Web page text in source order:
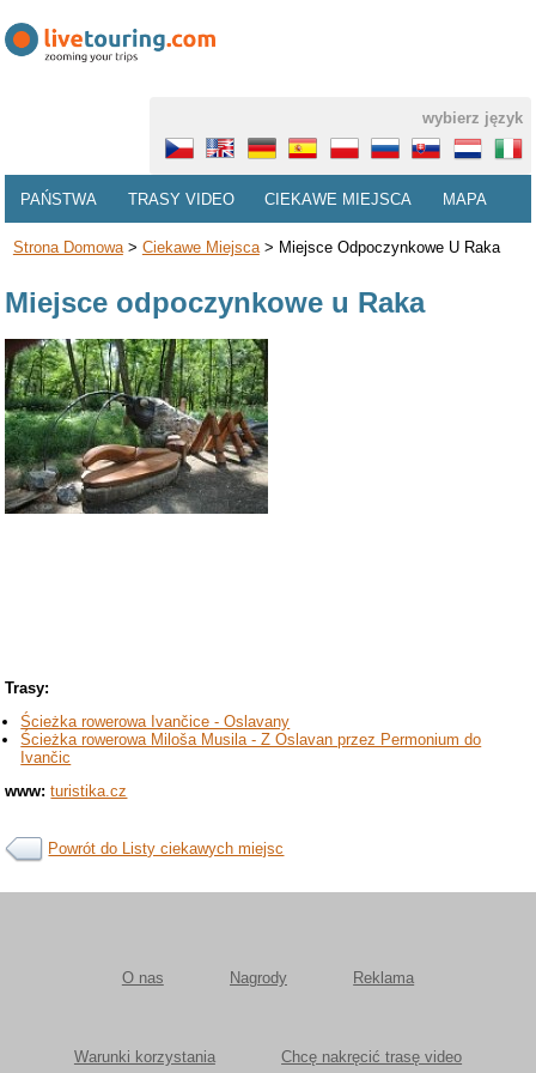
wybierz język
PAŃSTWA TRASY VIDEO CIEKAWE MIEJSCA MAPA
Strona Domowa> Ciekawe Miejsca> Miejsce Odpoczynkowe U Raka
Miejsce odpoczynkowe u Raka
Trasy:
Ścieżka rowerowa Ivančice - Oslavany
Ścieżka rowerowa Miloša Musila - Z Oslavan przez Permonium do
Ivančic
www: turistika.cz
Powrót do Listy ciekawych miejsc
O nas Nagrody Reklama
Warunki korzystania Chcę nakręcić trasę video